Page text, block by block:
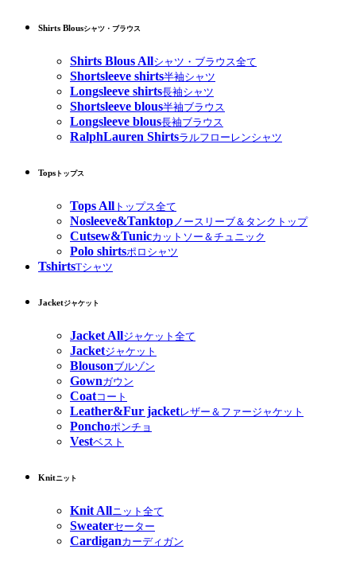
Shirts Blousシャツ・ブラウス
Shirts Blous Allシャツ・ブラウス全て
Shortsleeve shirts半袖シャツ
Longsleeve shirts長袖シャツ
Shortsleeve blous半袖ブラウス
Longsleeve blous長袖ブラウス
RalphLauren Shirtsラルフローレンシャツ
Tops トップス
Tops All トップス全て
Nosleeve&Tanktop ノースリーブ＆タンクトップ
Cutsew&Tunicカットソー＆チュニック
Polo shirtsポロシャツ
TshirtsTシャツ
Jacketジャケット
Jacket Allジャケット全て
Jacketジャケット
Blousonブルゾン
Gownガウン
Coatコート
Leather&Fur jacketレザー＆ファージャケット
Ponchoポンチョ
Vestベスト
Knitニット
Knit Allニット全て
Sweaterセーター
Cardiganカーディガン